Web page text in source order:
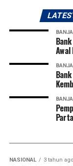
Pangdam juga
akan lahir
membawa nama
Kalimantan
internasional.
Pembukaan
perdana yang
melawan
Kalimantan
berbagai
Awal
NASIONAL 3 tahun ago